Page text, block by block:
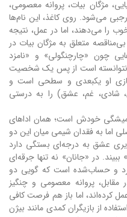
مژگان بیات، پروانه معصومی،
می‌شود. روی کاغذ، این نام‌ها
را می‌دهند، اما در عمل، نتیجه
متعلق به مژگان بیات در
چون «چارچنگولی» و «نامزد
نتوانسته است از پس یک شخصیت
بازی او یکبعدی و سطحی است و
شادی، غم، عشق) را به درستی
خودش است؛ همان اداهای
اما به فقدان شیمی میان این دو
عشق به درجه‌ای بستگی دارد
ببیند. در «جانان» نه تنها جرقه‌ای
سرد و حساب‌شده است که گویی دو
مقابل، پروانه معصومی و چنگیز
کرده‌اند، اما باز هم فرصت کافی
از بازیگران کمدی مانند بیژن